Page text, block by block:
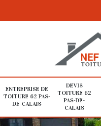
ENTREPRISE DE
TOITURE 62 PAS-
DE-CALAIS
DEVIS
TOITURE 62
PAS-DE-
CALAIS